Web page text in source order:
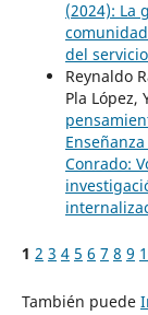
(2024): La
del
Reynaldo
Pla López,
Conrado:
1 2 3 4 5 6 7 8 9
También puede